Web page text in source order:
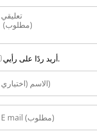
أريد ردًا على رأيي.